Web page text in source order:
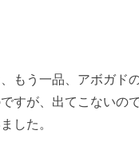
もう一品、アボガド
すが、出てこないの
した。